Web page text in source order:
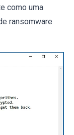
como uma
ransomware